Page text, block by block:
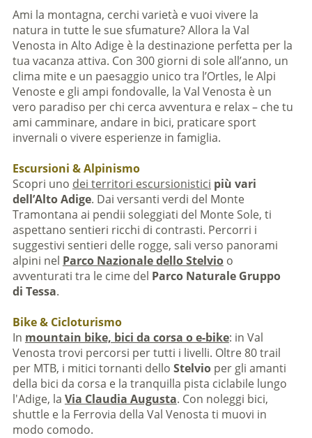
Ami la montagna, cerchi varietà e vuoi vivere la
natura in tutte le sue sfumature? Allora la Val
Venosta in Alto Adige è la destinazione perfetta per la
tua vacanza attiva. Con 300 giorni di sole all’anno, un
clima mite e un paesaggio unico tra l’Ortles, le Alpi
Venoste e gli ampi fondovalle, la Val Venosta è un
vero paradiso per chi cerca avventura e relax – che tu
ami camminare, andare in bici, praticare sport
invernali o vivere esperienze in famiglia.
Escursioni & Alpinismo
Scopri uno dei territori escursionistici più vari
dell’Alto Adige. Dai versanti verdi del Monte
Tramontana ai pendii soleggiati del Monte Sole, ti
aspettano sentieri ricchi di contrasti. Percorri i
suggestivi sentieri delle rogge, sali verso panorami
alpini nel Parco Nazionale dello Stelvioo
avventurati tra le cime del Parco Naturale Gruppo
di Tessa.
Bike & Cicloturismo
In mountain bike, bici da corsa o e-bike: in Val
Venosta trovi percorsi per tutti i livelli. Oltre 80 trail
per MTB, i mitici tornanti dello Stelvio per gli amanti
della bici da corsa e la tranquilla pista ciclabile lungo
l'Adige, la Via Claudia Augusta. Con noleggi bici,
shuttle e la Ferrovia della Val Venosta ti muovi in
modo comodo.